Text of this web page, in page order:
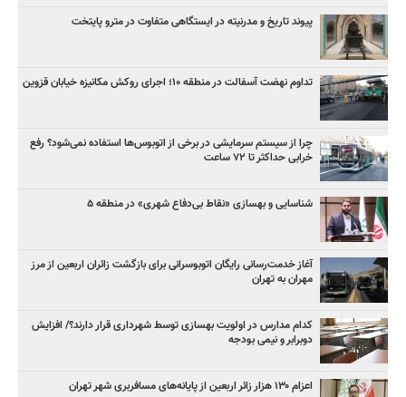
پیوند تاریخ و مدرنیته در ایستگاهی متفاوت در مترو پایتخت
تداوم نهضت آسفالت در منطقه ۱۰؛ اجرای روکش مکانیزه خیابان قزوین
چرا از سیستم سرمایشی در برخی از اتوبوس‌ها استفاده نمی‌شود؟ رفع
خرابی حداکثر تا ۷۲ ساعت
شناسایی و بهسازی «نقاط بی‌دفاع شهری» در منطقه ۵
آغاز خدمت‌رسانی رایگان اتوبوسرانی برای بازگشت زائران اربعین از مرز
مهران به تهران
کدام مدارس در اولویت بهسازی توسط شهرداری قرار دارند؟/ افزایش
دوبرابر و نیمی بودجه
اعزام ۱۳۰ هزار زائر اربعین از پایانه‌های مسافربری شهر تهران